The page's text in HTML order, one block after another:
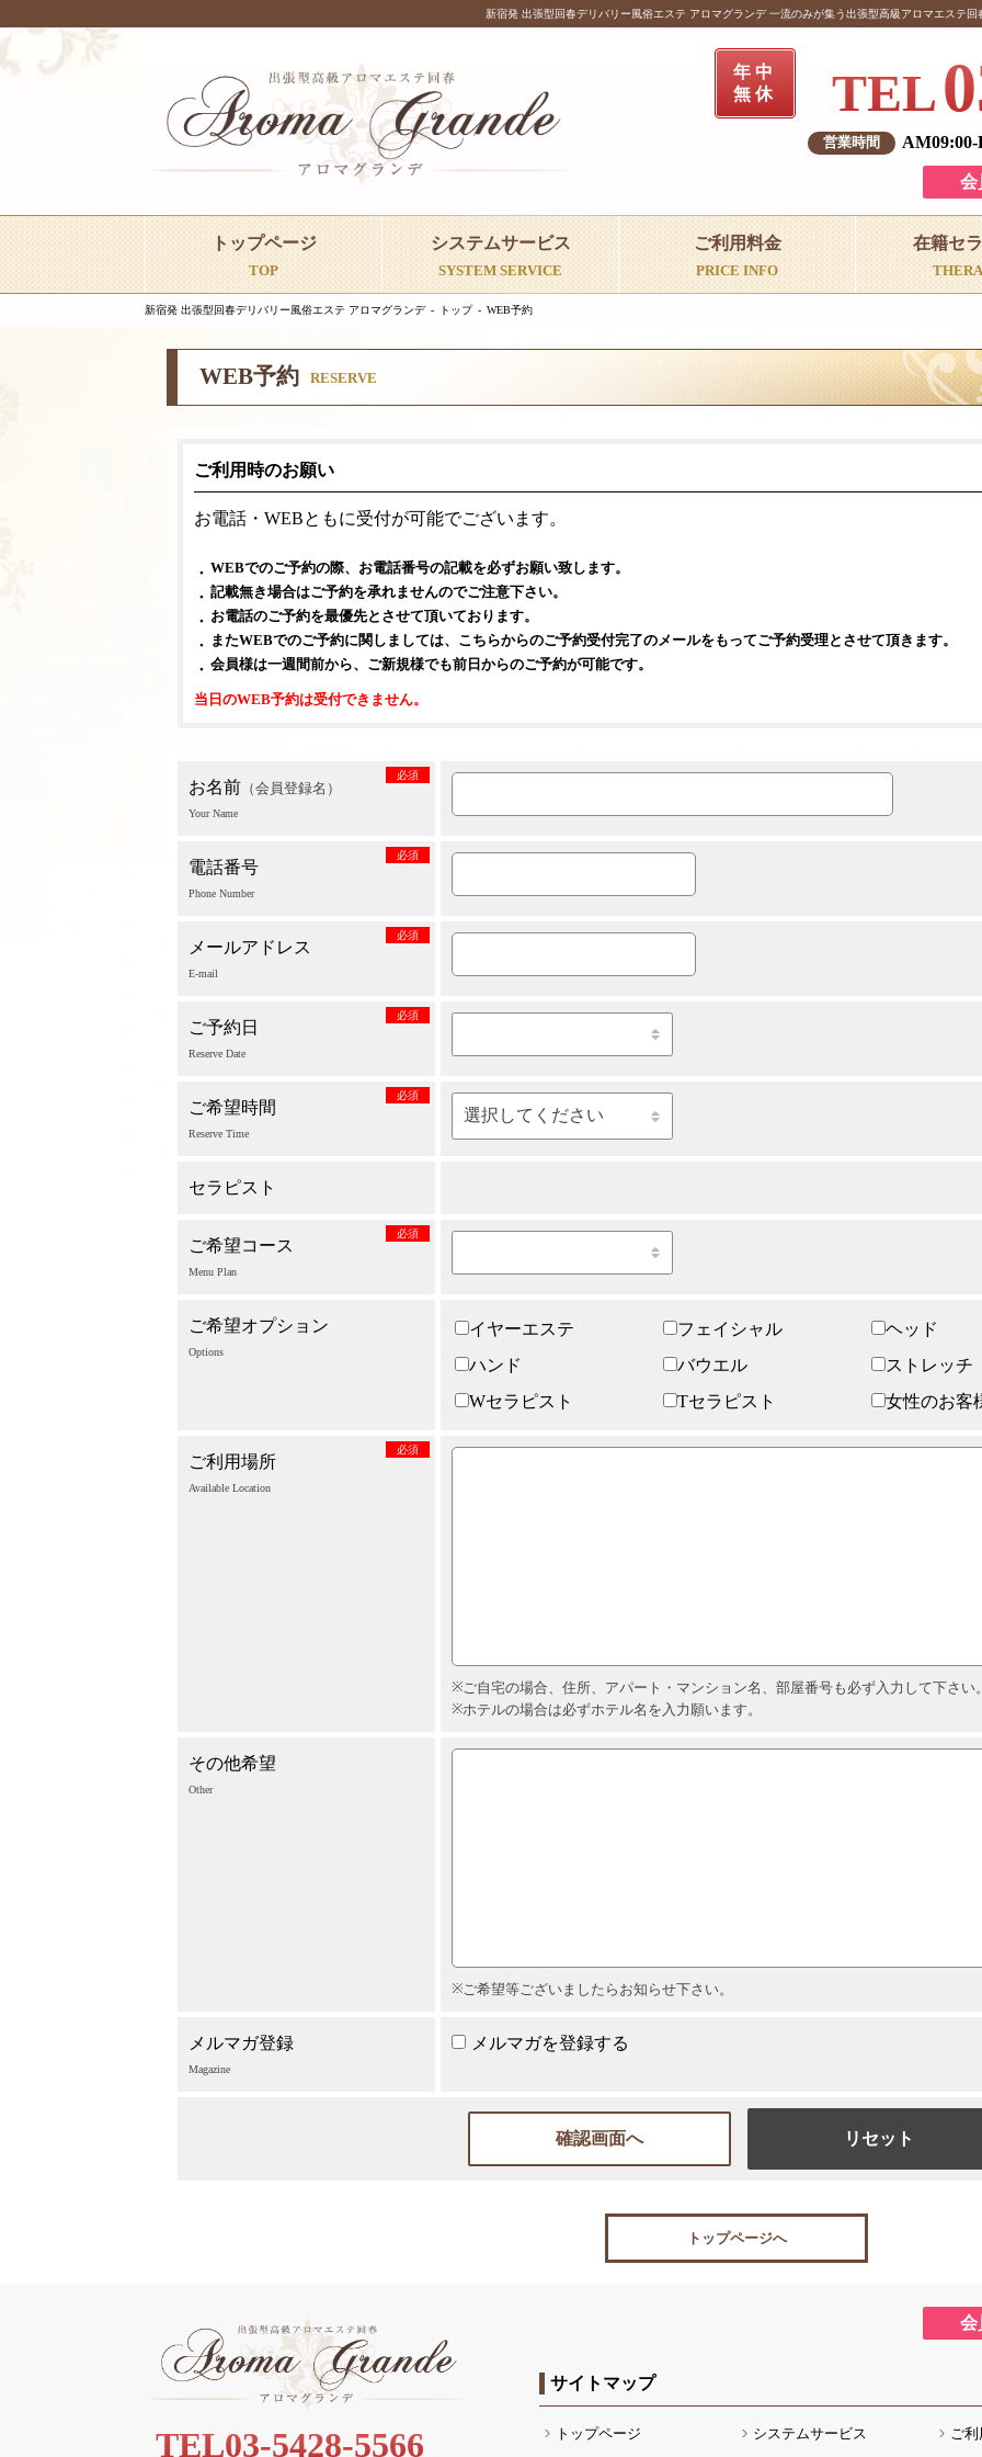
新宿発 出張型回春デリバリー風俗エステ アロマグランデ 一流のみが集う出張型高級アロマエステ回
年中
無休
TEL
会
トップページ
TOP
システムサービス
SYSTEM SERVICE
ご利用料金
PRICE INFO
在籍セ
新宿発 出張型回春デリバリー風俗エステ アロマグランデ トップ WEB予約
WEB予約 RESERVE
ご利用時のお願い
お電話・WEBともに受付が可能でございます。
WEBでのご予約の際、お電話番号の記載を必ずお願い致します。
記載無き場合はご予約を承れませんのでご注意下さい。
お電話のご予約を最優先とさせて頂いております。
またWEBでのご予約に関しましては、こちらからのご予約受付完了のメールをもってご予約受理とさせて頂きます。
会員様は一週間前から、ご新規様でも前日からのご予約が可能です。
当日のWEB予約は受付できません。
お名前 （会員登録名）
必須
Your Name
電話番号
必須
Phone Number
メールアドレス
必須
E-mail
ご予約日
必須
Reserve Date
ご希望時間
必須
Reserve Time
セラピスト
ご希望コース
必須
Menu Plan
ご希望オプション
Options
イヤーエステ フェイシャル
ヘッド
ハンド
バウエル
ストレッチ
Wセラピスト
Tセラピスト 女性のお客
ご利用場所
必須
Available Location
ご自宅の場合、住所、アパート・マンション名、部屋番号も必ず入力して下さい
ホテルの場合は必ずホテル名を入力願います。
その他希望
Other
ご希望等ございましたらお知らせ下さい。
メルマガ登録
Magazine
メルマガを登録する
トップページへ
TEL03-5428-5566
会
サイトマップ
トップページ システムサービス ご